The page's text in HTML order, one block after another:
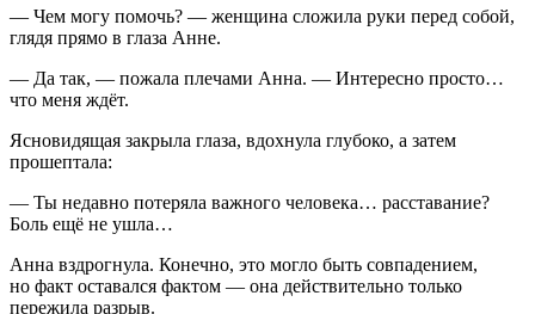
— Чем могу помочь? — женщина сложила руки перед собой,
глядя прямо в глаза Анне.
— Да так, — пожала плечами Анна. — Интересно просто…
что меня ждёт.
Ясновидящая закрыла глаза, вдохнула глубоко, а затем
прошептала:
— Ты недавно потеряла важного человека… расставание?
Боль ещё не ушла…
Анна вздрогнула. Конечно, это могло быть совпадением,
но факт оставался фактом — она действительно только
пережила разрыв.